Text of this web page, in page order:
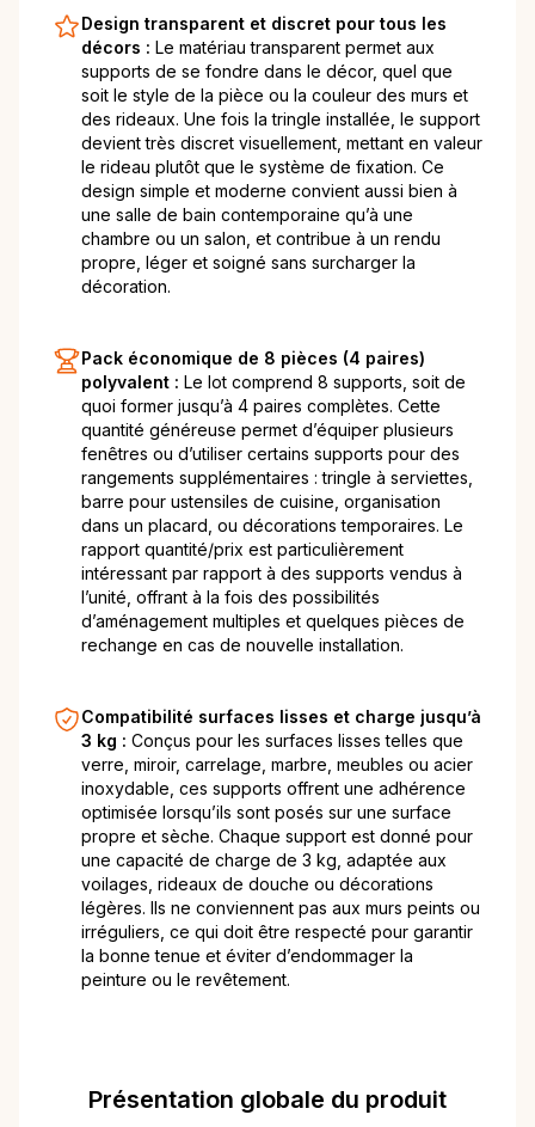
Design transparent et discret pour tous les
décors : Le matériau transparent permet aux
supports de se fondre dans le décor, quel que
soit le style de la pièce ou la couleur des murs et
des rideaux. Une fois la tringle installée, le support
devient très discret visuellement, mettant en valeur
le rideau plutôt que le système de fixation. Ce
design simple et moderne convient aussi bien à
une salle de bain contemporaine qu’à une
chambre ou un salon, et contribue à un rendu
propre, léger et soigné sans surcharger la
décoration.
Pack économique de 8 pièces (4 paires)
polyvalent : Le lot comprend 8 supports, soit de
quoi former jusqu’à 4 paires complètes. Cette
quantité généreuse permet d’équiper plusieurs
fenêtres ou d’utiliser certains supports pour des
rangements supplémentaires : tringle à serviettes,
barre pour ustensiles de cuisine, organisation
dans un placard, ou décorations temporaires. Le
rapport quantité/prix est particulièrement
intéressant par rapport à des supports vendus à
l’unité, offrant à la fois des possibilités
d’aménagement multiples et quelques pièces de
rechange en cas de nouvelle installation.
Compatibilité surfaces lisses et charge jusqu’à
3 kg : Conçus pour les surfaces lisses telles que
verre, miroir, carrelage, marbre, meubles ou acier
inoxydable, ces supports offrent une adhérence
optimisée lorsqu’ils sont posés sur une surface
propre et sèche. Chaque support est donné pour
une capacité de charge de 3 kg, adaptée aux
voilages, rideaux de douche ou décorations
légères. Ils ne conviennent pas aux murs peints ou
irréguliers, ce qui doit être respecté pour garantir
la bonne tenue et éviter d’endommager la
peinture ou le revêtement.
Présentation globale du produit